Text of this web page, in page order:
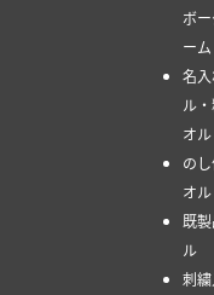
ボ
ーム
名
ル
オル
の
オル
既
ル
刺